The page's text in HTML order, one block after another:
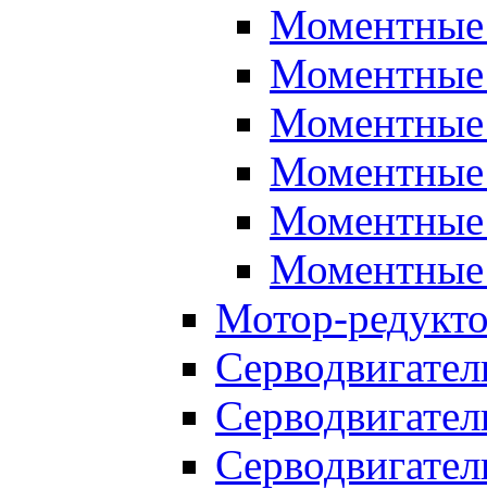
Моментные
Моментные
Моментные
Моментные
Моментные
Моментные
Мотор-